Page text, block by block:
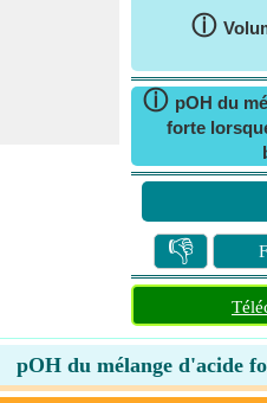
ⓘ
ⓘ pOH du
forte
👎
pOH du mélange d'acide